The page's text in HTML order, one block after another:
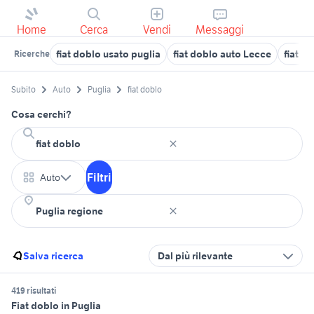
Home Cerca Vendi Messaggi
Ricerche fiat doblo usato puglia fiat doblo auto Lecce fiat
Subito Auto Puglia fiat doblo
Cosa cerchi?
Auto Filtri
Salva ricerca Dal più rilevante
419 risultati
Fiat doblo in Puglia